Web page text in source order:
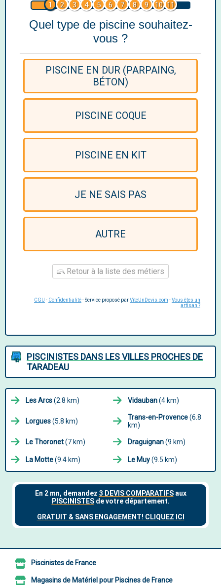
1 2 3 4 5 6 7 8 9 10 11
Quel type de piscine souhaitez-
vous ?
PISCINE EN DUR (PARPAING,
BÉTON)
PISCINE COQUE
PISCINE EN KIT
JE NE SAIS PAS
AUTRE
Retour à la liste des métiers
CGU - Confidentialité- Service proposé parViteUnDevis.com -Vous êtes un
artisan ?
PISCINISTES DANS LES VILLES PROCHES DE
TARADEAU
Les Arcs(2.8 km) Vidauban(4 km)
Lorgues(5.8 km) Trans-en-Provence(6.8
km)
Le Thoronet(7 km) Draguignan(9 km)
La Motte(9.4 km) Le Muy(9.5 km)
Piscinistes de France
Magasins de Matériel pour Piscines de France